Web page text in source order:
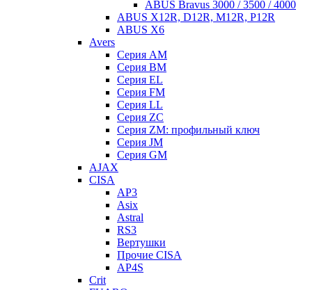
ABUS Bravus 3000 / 3500 / 4000
ABUS X12R, D12R, M12R, P12R
ABUS X6
Avers
Серия AM
Серия BM
Серия EL
Серия FM
Серия LL
Серия ZC
Серия ZM: профильный ключ
Серия JM
Серия GM
AJAX
CISA
AP3
Asix
Astral
RS3
Вертушки
Прочие CISA
AP4S
Crit